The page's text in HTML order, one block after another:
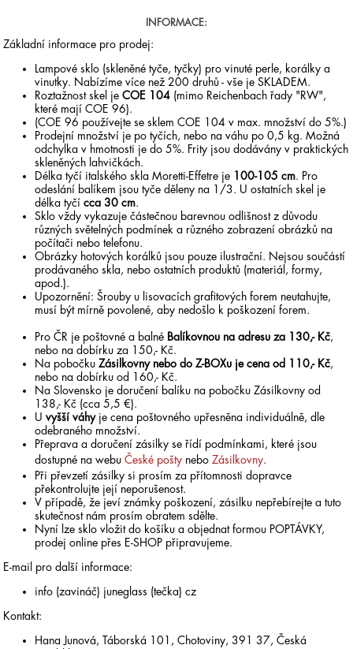
INFORMACE:
Základní informace pro prodej:
Lampové sklo (skleněné tyče, tyčky) pro vinuté perle, korálky a
vinutky. Nabízíme více než 200 druhů - vše je SKLADEM.
Roztažnost skel jeCOE 104 (mimo Reichenbach řady "RW",
které mají COE 96).
(COE 96 používejte se sklem COE 104 v max. množství do 5%.)
Prodejní množství je po tyčích, nebo na váhu po 0,5 kg. Možná
odchylka v hmotnosti je do 5%. Frity jsou dodávány v praktických
skleněných lahvičkách.
Délka tyčí italského skla Moretti-Effetre je 100-105 cm. Pro
odeslání balíkem jsou tyče děleny na 1/3. U ostatních skel je
délka tyčícca 30 cm.
Sklo vždy vykazuje částečnou barevnou odlišnost z důvodu
různých světelných podmínek a různého zobrazení obrázků na
počítači nebo telefonu.
Obrázky hotových korálků jsou pouze ilustrační. Nejsou součástí
prodávaného skla, nebo ostatních produktů (materiál, formy,
apod.).
Upozornění: Šrouby u lisovacích grafitových forem neutahujte,
musí být mírně povolené, aby nedošlo k poškození forem.
Pro ČR je poštovné a balné Balíkovnou na adresu za 130,- Kč,
nebo na dobírku za 150,- Kč.
Na pobočkuZásilkovny nebo do Z-BOXu je cena od 110,- Kč,
nebo na dobírku od 160,- Kč.
Na Slovensko je doručení balíku na pobočku Zásilkovny od
138,- Kč (cca 5,5 €).
Uvyšší váhyje cena poštovného upřesněna individuálně, dle
odebraného množství.
Přeprava a doručení zásilky se řídí podmínkami, které jsou
dostupné na webuČeské pošty nebo Zásilkovny.
Při převzetí zásilky si prosím za přítomnosti dopravce
překontrolujte její neporušenost.
V případě, že jeví známky poškození, zásilku nepřebírejte a tuto
skutečnost nám prosím obratem sdělte.
Nyní lze sklo vložit do košíku a objednat formou POPTÁVKY,
prodej online přes E-SHOP připravujeme.
E-mail pro další informace:
info (zavináč) juneglass (tečka) cz
Kontakt:
Hana Junová, Táborská 101, Chotoviny, 391 37, Česká